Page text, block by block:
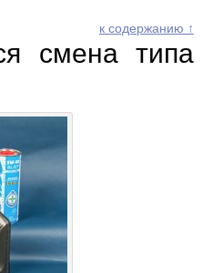
к содержанию ↑
смена типа